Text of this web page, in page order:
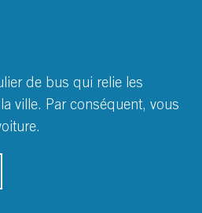
de bus qui relie les
ville. Par conséquent, vous